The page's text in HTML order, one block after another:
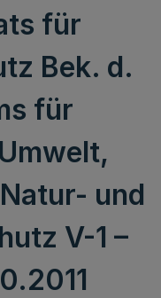
für
Bek. d.
für
und
V-1 –